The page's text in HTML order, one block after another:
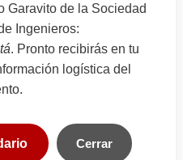
Garavito de la Sociedad
Ingenieros:
. Pronto recibirás en tu
logística del
Cerrar